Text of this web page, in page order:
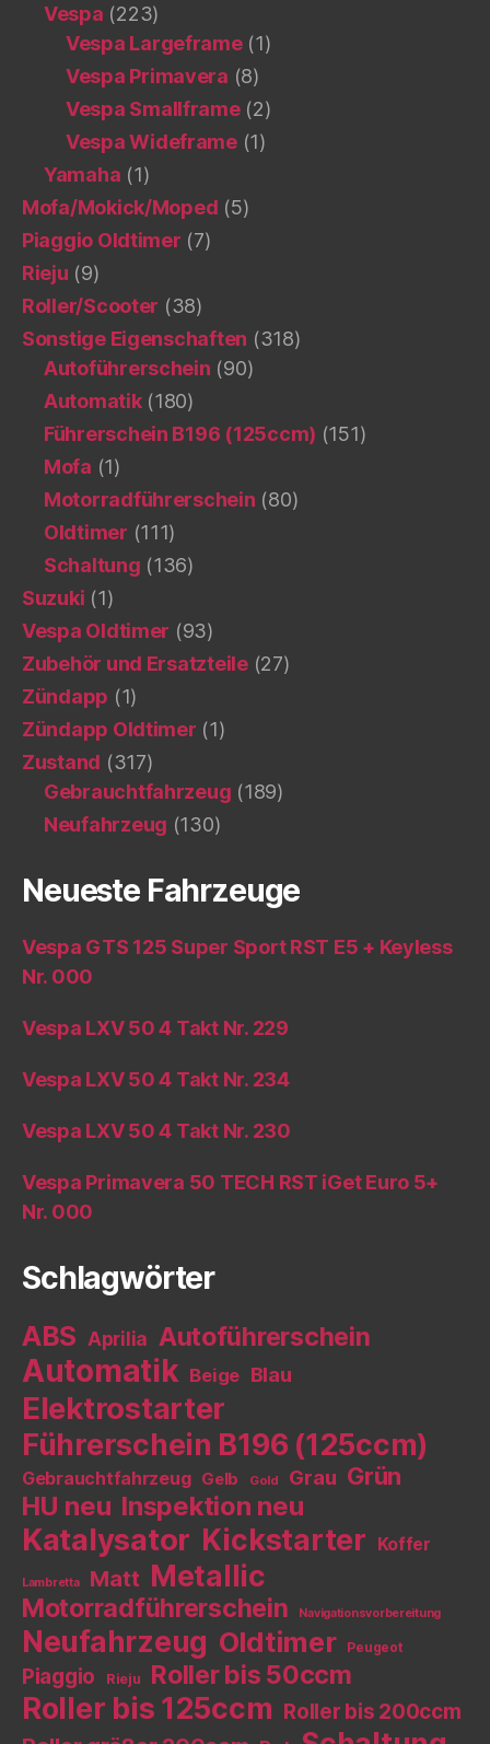
Vespa (223)
Vespa Largeframe(1)
Vespa Primavera (8)
Vespa Smallframe(2)
Vespa Wideframe(1)
Yamaha (1)
Mofa/Mokick/Moped (5)
Piaggio Oldtimer (7)
Rieju (9)
Roller/Scooter (38)
Sonstige Eigenschaften (318)
Autoführerschein (90)
Automatik(180)
Führerschein B196 (125ccm) (151)
Mofa (1)
Motorradführerschein (80)
Oldtimer (111)
Schaltung (136)
Suzuki (1)
Vespa Oldtimer (93)
Zubehör und Ersatzteile(27)
Zündapp (1)
Zündapp Oldtimer (1)
Zustand (317)
Gebrauchtfahrzeug (189)
Neufahrzeug (130)
Neueste Fahrzeuge
Vespa GTS 125 Super Sport RST E5 + Keyless
Nr. 000
Vespa LXV 50 4 Takt Nr. 229
Vespa LXV 50 4 Takt Nr. 234
Vespa LXV 50 4 Takt Nr. 230
Vespa Primavera 50 TECH RST iGet Euro 5+
Nr. 000
Schlagwörter
ABS Aprilia Autoführerschein
Automatik Beige Blau
Elektrostarter
Führerschein B196 (125ccm)
Gebrauchtfahrzeug Gelb Gold Grau Grün
HU neu Inspektion neu
Katalysator Kickstarter Koffer
Lambretta Matt Metallic
Motorradführerschein Navigationsvorbereitung
Neufahrzeug Oldtimer Peugeot
Piaggio Rieju Roller bis 50ccm
Roller bis 125ccm Roller bis 200ccm